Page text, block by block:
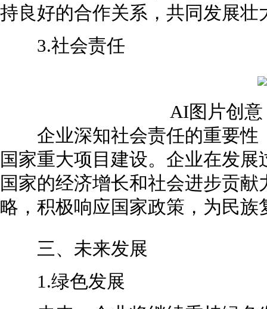
持良好的合作关系，共同发展壮
3.社会责任
AI图片创
企业深知社会责任的重要性
国家重大项目建设。企业在发
国家的经济增长和社会进步贡
略，积极响应国家政策，为民族
三、未来发展
1.绿色发展